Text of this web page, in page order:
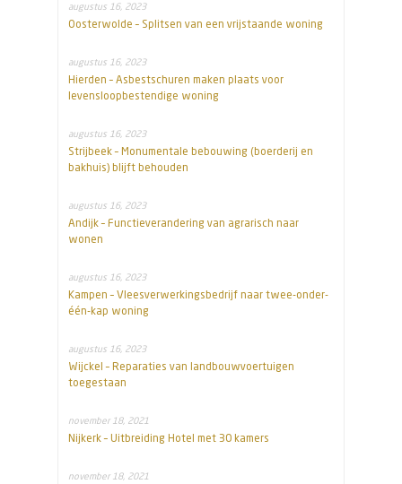
augustus 16, 2023
Oosterwolde – Splitsen van een vrijstaande woning
augustus 16, 2023
Hierden – Asbestschuren maken plaats voor
levensloopbestendige woning
augustus 16, 2023
Strijbeek – Monumentale bebouwing (boerderij en
bakhuis) blijft behouden
augustus 16, 2023
Andijk – Functieverandering van agrarisch naar
wonen
augustus 16, 2023
Kampen – Vleesverwerkingsbedrijf naar twee-onder-
één-kap woning
augustus 16, 2023
Wijckel – Reparaties van landbouwvoertuigen
toegestaan
november 18, 2021
Nijkerk – Uitbreiding Hotel met 30 kamers
november 18, 2021